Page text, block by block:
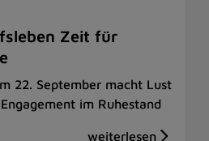
Zeit für
22. September macht Lust
im Ruhestand